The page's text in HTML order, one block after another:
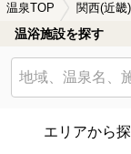
温泉TOP 関西(近畿)
温浴施設を探す
エリアから